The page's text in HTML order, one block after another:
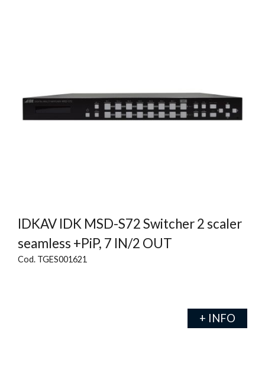
IDKAV IDK MSD-S72 Switcher 2 scaler
seamless +PiP, 7 IN/2 OUT
Cod. TGES001621
+ INFO